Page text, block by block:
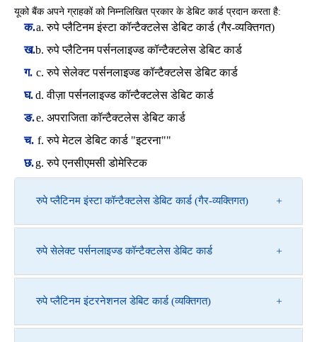
यूको बैंक अपने ग्राहकों को निम्नलिखित प्रकार के डेबिट कार्ड प्रदान करता है:
रुपे प्लैटिनम इंस्टा कॉन्टैक्टलेस डेबिट कार्ड (गैर-व्यक्तिगत)
रुपे प्लैटिनम पर्सनलाइज्ड कॉन्टैक्टलेस डेबिट कार्ड
रुपे सेलेक्ट पर्सनलाइज्ड कॉन्टैक्टलेस डेबिट कार्ड
वीज़ा पर्सनलाइज्ड कॉन्टैक्टलेस डेबिट कार्ड
अपराजिता कॉन्टैक्टलेस डेबिट कार्ड
रुपे मेटल डेबिट कार्ड "इटरना""
रुपे एनसीएमसी डोमेस्टिक
रुपे प्लैटिनम इंस्टा कॉन्टैक्टलेस डेबिट कार्ड (गैर-व्यक्तिगत)
रुपे सेलेक्ट पर्सनलाइज्ड कॉन्टैक्टलेस डेबिट कार्ड
रुपे प्लैटिनम इंटरनेशनल डेबिट कार्ड (व्यक्तिगत)